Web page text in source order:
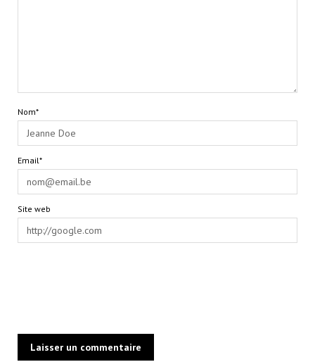
Nom*
Email*
Site web